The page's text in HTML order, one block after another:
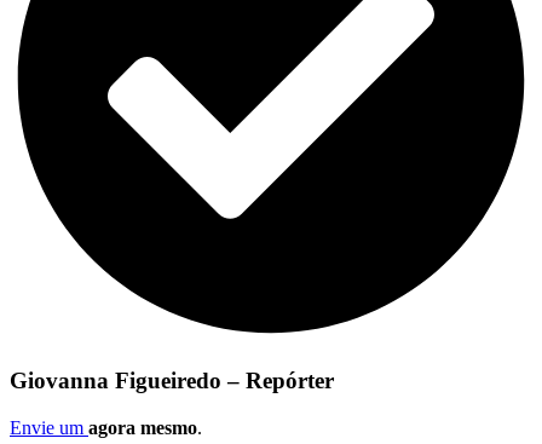
Giovanna Figueiredo – Repórter
Envie um agora mesmo.